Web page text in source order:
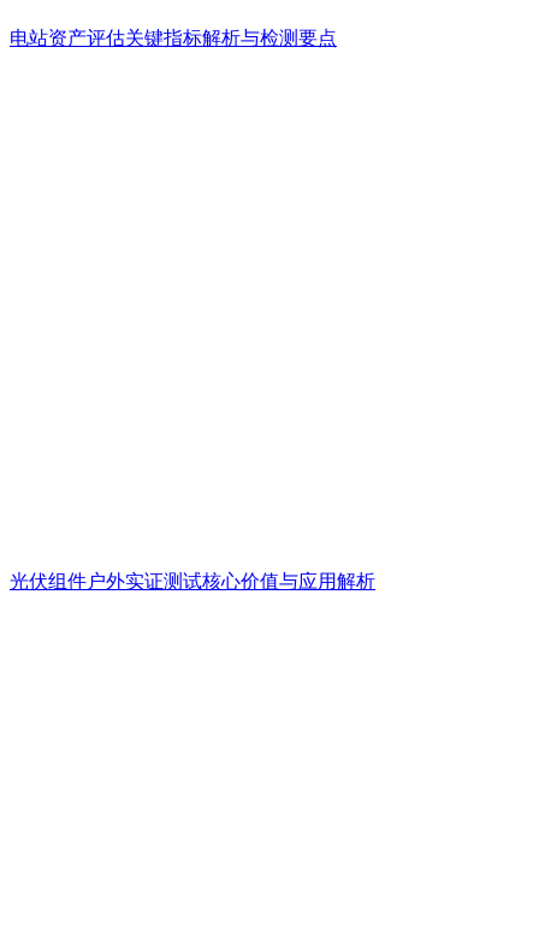
电站资产评估关键指标解析与检测要点
光伏组件户外实证测试核心价值与应用解析